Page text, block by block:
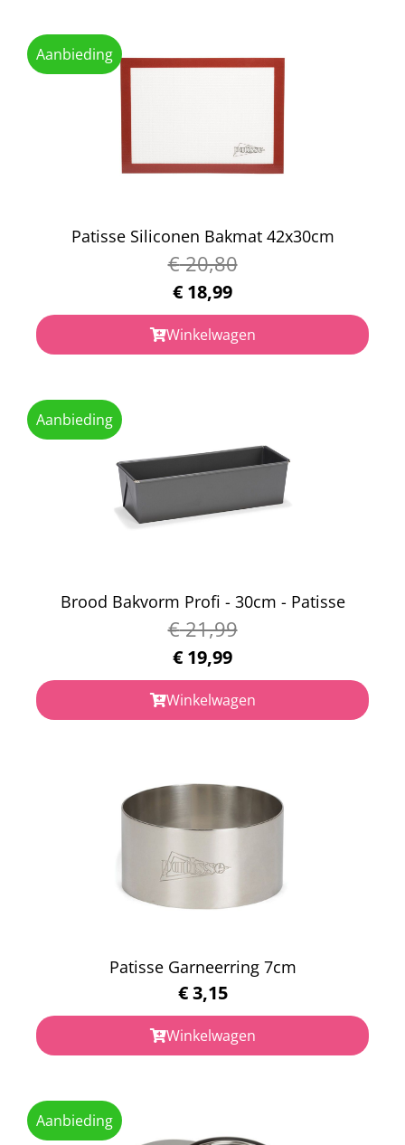
Aanbieding
Patisse Siliconen Bakmat 42x30cm
€20,80
€ 18,99
Winkelwagen
Aanbieding
Brood Bakvorm Profi - 30cm - Patisse
€21,99
€ 19,99
Winkelwagen
Patisse Garneerring 7cm
€3,15
Winkelwagen
Aanbieding